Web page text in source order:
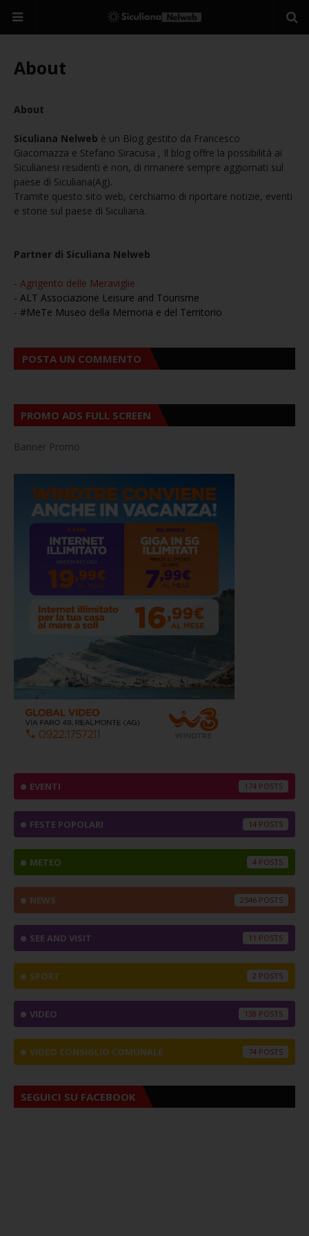
About
About
Siculiana Nelweb è un Blog gestito da Francesco
Giacomazza e Stefano Siracusa , Il blog offre la possibilità ai
Siculianesi residenti e non, di rimanere sempre aggiornati sul
paese di Siculiana(Ag).
Tramite questo sito web, cerchiamo di riportare notizie, eventi
e storie sul paese di Siculiana.
Partner di Siculiana Nelweb
- Agrigento delle Meraviglie
- ALT Associazione Leisure and Tourisme
- #MeTe Museo della Memoria e del Territorio
POSTA UN COMMENTO
PROMO ADS FULL SCREEN
Banner Promo
EVENTI 174
FESTE POPOLARI 14
METEO 4
NEWS 2546
SEE AND VISIT 11
SPORT 2
VIDEO 138
VIDEO CONSIGLIO COMUNALE 74
SEGUICI SU FACEBOOK